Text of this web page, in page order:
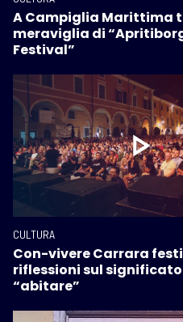
A Campiglia Marittima
meraviglia di
Festival”
CULTURA
Con-vivere Carrara
riflessioni sul
“abitare”